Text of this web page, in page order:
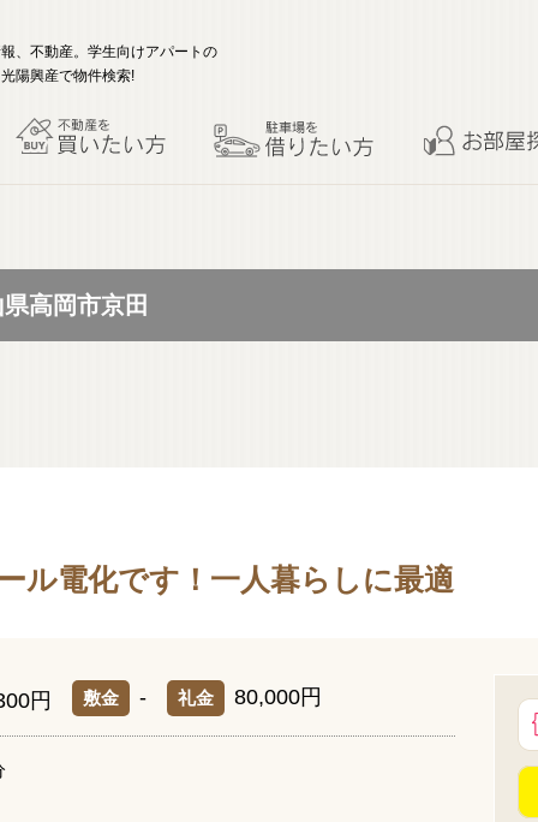
、不動産。学生向けアパートの
陽興産で物件検索!
高岡市京田
ル電化です！一人暮らしに最適
円 敷金 - 礼金 80,000円